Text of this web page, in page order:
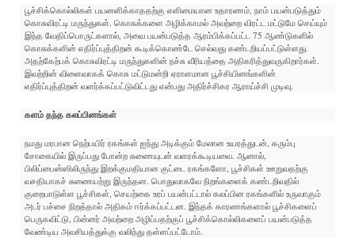
பூச்சிக்கொல்லிகள் பயனளிக்காததற்கு எளிமையான உதாரணம், நாம் பயன்படுத்தும்
கொசுவிரட்டி மருந்துகள். கொசுக்களை அழிக்காமல் அவற்றை விரட்ட மட்டுமே செய்யும்
இந்த வேதிப்பொருட்களால், அவை பயன்படுத்த ஆரம்பிக்கப்பட்ட 75 ஆண்டுகளில்
கொசுக்களின் எதிர்ப்புத்திறன் கூடிக்கொண்டே செல்வது கண்டறியப்பட்டுள்ளது.
அதற்கேற்பக் கொசுவிரட்டி மருந்துகளின் நச்சு வீரியத்தை அதிகரித்துவருகிறார்கள்.
இவற்றின் விளைவாகக் கொசு மட்டுமன்றி ஏராளமான பூச்சியினங்களின்
எதிர்ப்புத்திறன் வளர்க்கப்பட்டுவிட்டது என்பது அதிர்ச்சிகர ஆராய்ச்சி முடிவு.
களம் தந்த கலப்பினங்கள்
நமது மரபான நெற்பயிர் ரகங்கள் ஐந்து அடிக்கும் மேலான உயரத்துடன், கரும்பு
சோகையில் இருப்பது போன்ற சுணையுடன் வளரக்கூடியவை. ஆனால்,
பிலிப்பைன்ஸிலிருந்து இறக்குமதியான குட்டை ரகங்களோ, பூச்சிகள் ஊறுவதற்கு
வசதியாகச் சுணையற்று இருந்தன. பொதுவாகவே நிறங்களைக் கண்டறிவதில்
குறைபாடுள்ள பூச்சிகள், செயற்கை உரப் பயன்பட்டால் கலப்பின ரகங்களில் உருவாகும்
அடர் பச்சை நிறத்தால் அதிகம் ஈர்க்கப்பட்டன. இந்தக் காரணங்களால் பூச்சிகளைப்
பெருகவிட்டு, பின்னர் அவற்றை அழிப்பதற்குப் பூச்சிக்கொல்லிகளைப் பயன்படுத்த
வேண்டிய அவசியத்துக்கு வலிந்து தள்ளப்பட்டோம்.